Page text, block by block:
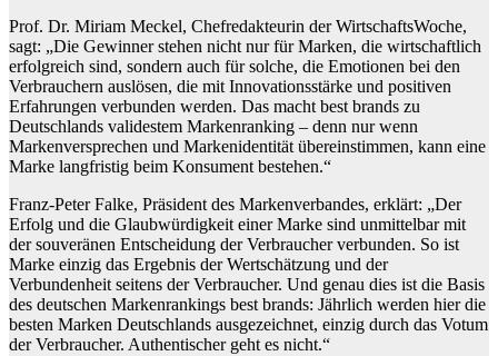
Prof. Dr. Miriam Meckel, Chefredakteurin der WirtschaftsWoche,
sagt: „Die Gewinner stehen nicht nur für Marken, die wirtschaftlich
erfolgreich sind, sondern auch für solche, die Emotionen bei den
Verbrauchern auslösen, die mit Innovationsstärke und positiven
Erfahrungen verbunden werden. Das macht best brands zu
Deutschlands validestem Markenranking – denn nur wenn
Markenversprechen und Markenidentität übereinstimmen, kann eine
Marke langfristig beim Konsument bestehen.“
Franz-Peter Falke, Präsident des Markenverbandes, erklärt: „Der
Erfolg und die Glaubwürdigkeit einer Marke sind unmittelbar mit
der souveränen Entscheidung der Verbraucher verbunden. So ist
Marke einzig das Ergebnis der Wertschätzung und der
Verbundenheit seitens der Verbraucher. Und genau dies ist die Basis
des deutschen Markenrankings best brands: Jährlich werden hier die
besten Marken Deutschlands ausgezeichnet, einzig durch das Votum
der Verbraucher. Authentischer geht es nicht.“